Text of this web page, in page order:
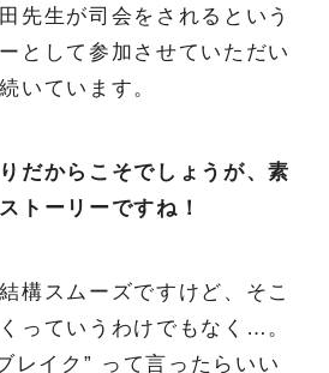
先生が司会をされるという
として参加させていただい
いています。
だからこそでしょうが、素
トーリーですね！
構スムーズですけど、そこ
っていうわけでもなく…。
レイク” って言ったらいい